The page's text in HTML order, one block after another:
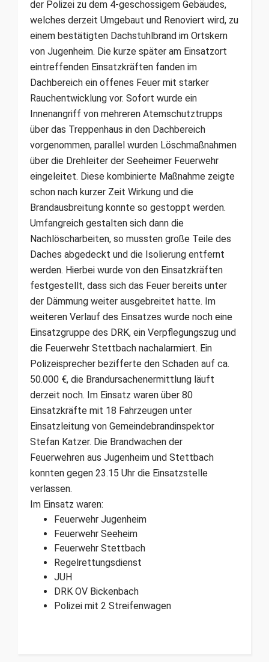
der Polizei zu dem 4-geschossigem Gebäudes,
welches derzeit Umgebaut und Renoviert wird, zu
einem bestätigten Dachstuhlbrand im Ortskern
von Jugenheim. Die kurze später am Einsatzort
eintreffenden Einsatzkräften fanden im
Dachbereich ein offenes Feuer mit starker
Rauchentwicklung vor. Sofort wurde ein
Innenangriff von mehreren Atemschutztrupps
über das Treppenhaus in den Dachbereich
vorgenommen, parallel wurden Löschmaßnahmen
über die Drehleiter der Seeheimer Feuerwehr
eingeleitet. Diese kombinierte Maßnahme zeigte
schon nach kurzer Zeit Wirkung und die
Brandausbreitung konnte so gestoppt werden.
Umfangreich gestalten sich dann die
Nachlöscharbeiten, so mussten große Teile des
Daches abgedeckt und die Isolierung entfernt
werden. Hierbei wurde von den Einsatzkräften
festgestellt, dass sich das Feuer bereits unter
der Dämmung weiter ausgebreitet hatte. Im
weiteren Verlauf des Einsatzes wurde noch eine
Einsatzgruppe des DRK, ein Verpflegungszug und
die Feuerwehr Stettbach nachalarmiert. Ein
Polizeisprecher bezifferte den Schaden auf ca.
50.000 €, die Brandursachenermittlung läuft
derzeit noch. Im Einsatz waren über 80
Einsatzkräfte mit 18 Fahrzeugen unter
Einsatzleitung von Gemeindebrandinspektor
Stefan Katzer. Die Brandwachen der
Feuerwehren aus Jugenheim und Stettbach
konnten gegen 23.15 Uhr die Einsatzstelle
verlassen.
Im Einsatz waren:
Feuerwehr Jugenheim
Feuerwehr Seeheim
Feuerwehr Stettbach
Regelrettungsdienst
JUH
DRK OV Bickenbach
Polizei mit 2 Streifenwagen